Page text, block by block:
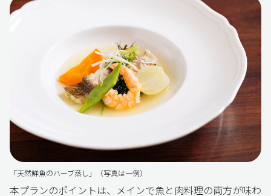
「天然鮮魚のハーブ蒸し」（写真は一例）
本プランのポイントは、メインで魚と肉料理の両方が味わ